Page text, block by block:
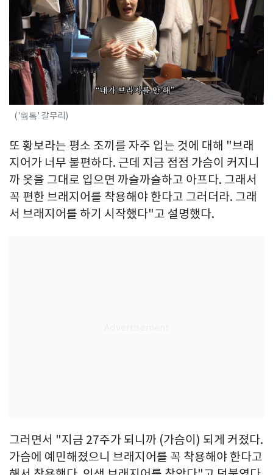
('웤톸' 갈무리)
또 황보라는 평소 조끼를 자주 입는 것에 대해 "브래
지어가 너무 불편하다. 근데 지금 점점 가슴이 커지니
까 옷을 그대로 입으면 까슬까슬하고 아프다. 그래서
꼭 편한 브래지어를 착용해야 한다고 그러더라. 그래
서 브래지어를 하기 시작했다"고 설명했다.
그러면서 "지금 27주가 되니까 (가슴이) 되게 커졌다.
가슴에 예민해졌으니 브래지어를 꼭 착용해야 한다고